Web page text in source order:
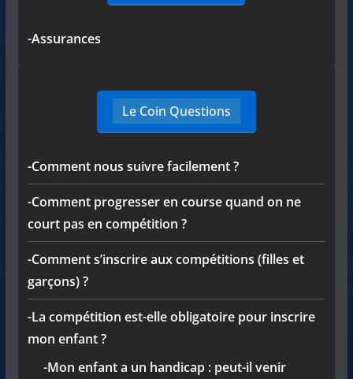
-Assurances
Le Coin Questions
-Comment nous suivre facilement ?
-Comment progresser en course quand on ne
court pas en compétition ?
-Comment s’inscrire aux compétitions (filles et
garçons) ?
-La compétition est-elle obligatoire pour inscrire
mon enfant ?
-Mon enfant a un handicap : peut-il venir